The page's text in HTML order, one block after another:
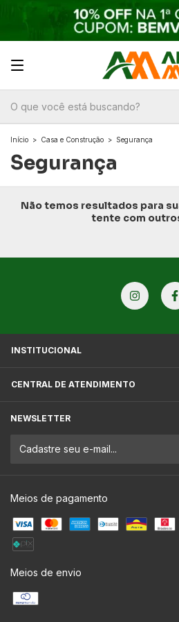
Início > Casa e Construção > Segurança
Segurança
Não temos resultados para
tente com
INSTITUCIONAL
CENTRAL DE ATENDIMENTO
NEWSLETTER
Meios de pagamento
Meios de envio